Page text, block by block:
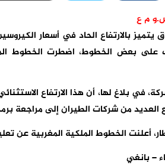
م ع
بالارتفاع الحاد في أسعار
على بعض الخطوط، اضطرت الخطوط
في بلاغ لها، أن هذا الارتفاع
العديد من شركات الطيران إلى مراجعة
أعلنت الخطوط الملكية المغربية عن
– بانغي